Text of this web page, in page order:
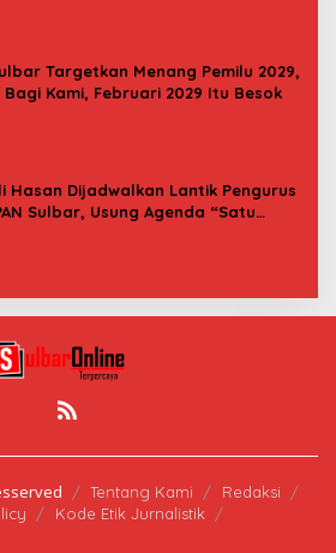
Targetkan Menang Pemilu 2029,
Bagi Kami, Februari 2029 Itu Besok
Hasan Dijadwalkan Lantik Pengurus
Sulbar, Usung Agenda “Satu
Tentang Kami
Redaksi
Kode Etik Jurnalistik